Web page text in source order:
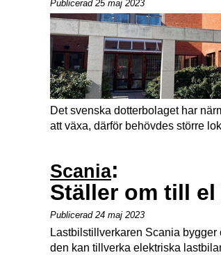
Publicerad 25 maj 2023
Det svenska dotterbolaget har
att växa, därför behövdes större
Scania:
Ställer om till
Publicerad 24 maj 2023
Lastbilstillverkaren Scania
den kan tillverka elektriska